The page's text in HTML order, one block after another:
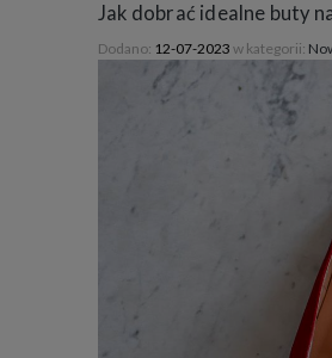
Jak dobrać idealne buty
Dodano: 12-07-2023 w kategorii: